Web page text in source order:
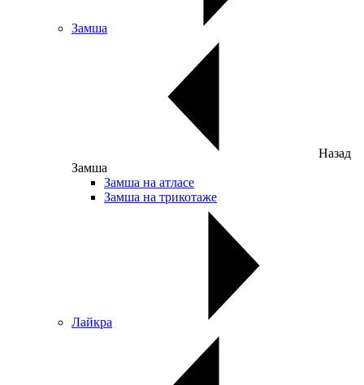
Замша
Назад
Замша
Замша на атласе
Замша на трикотаже
Лайкра